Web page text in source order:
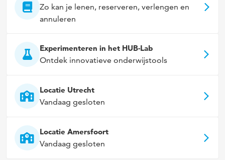
Zo kan je lenen, reserveren, verlengen en
annuleren
Experimenteren in het HUB-Lab
Ontdek innovatieve onderwijstools
Locatie Utrecht
Vandaag gesloten
Locatie Amersfoort
Vandaag gesloten